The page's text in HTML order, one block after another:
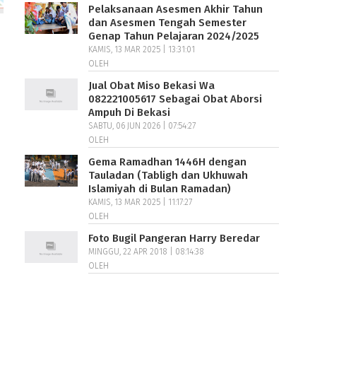
Pelaksanaan Asesmen Akhir Tahun
dan Asesmen Tengah Semester
Genap Tahun Pelajaran 2024/2025
KAMIS, 13 MAR 2025 | 13:31:01
OLEH
Jual Obat Miso Bekasi Wa
082221005617 Sebagai Obat Aborsi
Ampuh Di Bekasi
SABTU, 06 JUN 2026 | 07:54:27
OLEH
Gema Ramadhan 1446H dengan
Tauladan (Tabligh dan Ukhuwah
Islamiyah di Bulan Ramadan)
KAMIS, 13 MAR 2025 | 11:17:27
OLEH
Foto Bugil Pangeran Harry Beredar
MINGGU, 22 APR 2018 | 08:14:38
OLEH